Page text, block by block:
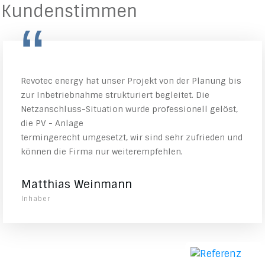
Kundenstimmen
“
Revotec energy hat unser Projekt von der Planung bis
zur Inbetriebnahme strukturiert begleitet. Die
Netzanschluss-Situation wurde professionell gelöst,
die PV - Anlage
termingerecht umgesetzt, wir sind sehr zufrieden und
können die Firma nur weiterempfehlen.
Matthias Weinmann
Inhaber